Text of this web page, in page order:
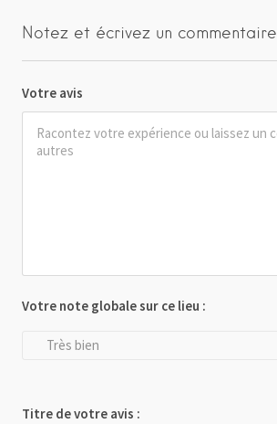
Notez et écrivez un commentaire
Votre avis
Votre note globale sur ce lieu :
Très bien
Titre de votre avis :